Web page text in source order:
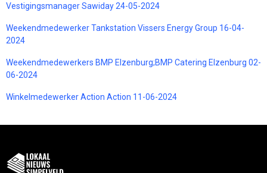
Vestigingsmanager Sawiday 24-05-2024
Weekendmedewerker Tankstation Vissers Energy Group 16-04-
2024
Weekendmedewerkers BMP Elzenburg;BMP Catering Elzenburg 02-
06-2024
Winkelmedewerker Action Action 11-06-2024